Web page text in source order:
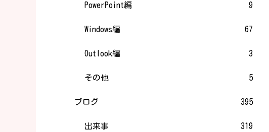
PowerPoint編 9
Windows編 67
Outlook編 3
その他 5
ブログ 395
出来事 319